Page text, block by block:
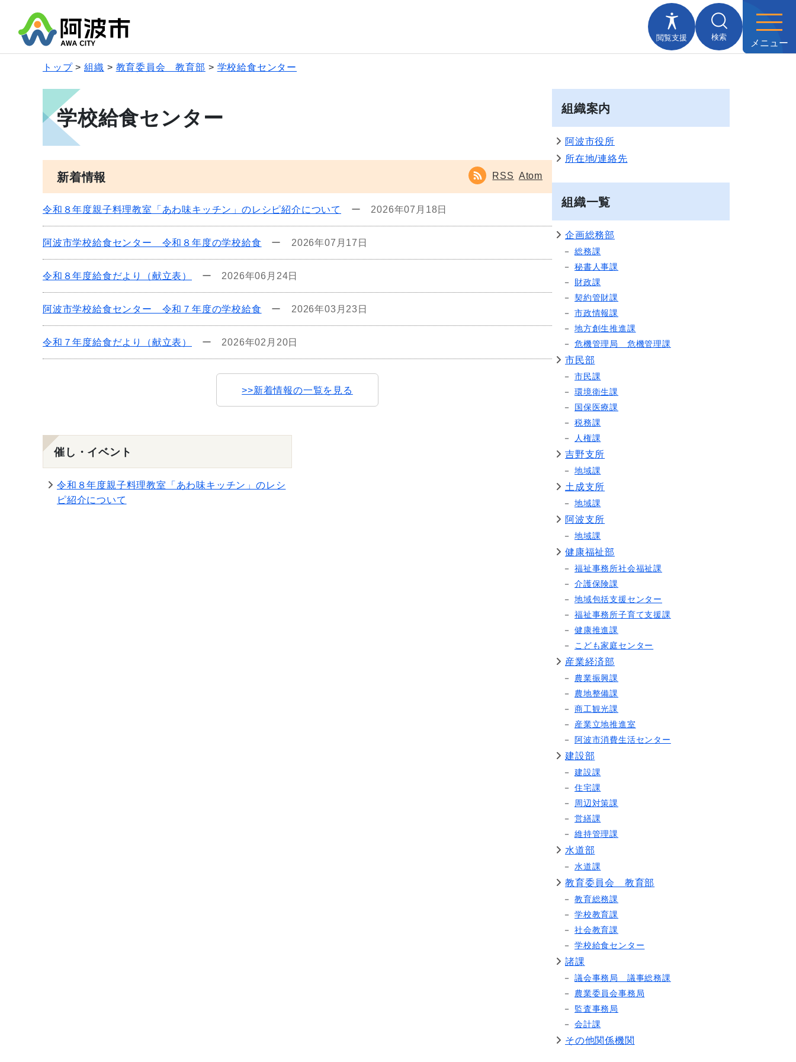
閲覧支援 検索
メニュー
トップ 組織 教育委員会 教育部 学校給食センター
学校給食センター
RSS Atom
新着情報
令和８年度親子料理教室「あわ味キッチン」のレシピ紹介について ー 2026年07月18日
阿波市学校給食センター 令和８年度の学校給食 ー 2026年07月17日
令和８年度給食だより（献立表） ー 2026年06月24日
阿波市学校給食センター 令和７年度の学校給食 ー 2026年03月23日
令和７年度給食だより（献立表） ー 2026年02月20日
>>新着情報の一覧を見る
催し・イベント
令和８年度親子料理教室「あわ味キッチン」のレシ
ピ紹介について
組織案内
阿波市役所
所在地/連絡先
組織一覧
企画総務部
総務課
秘書人事課
財政課
契約管財課
市政情報課
地方創生推進課
危機管理局 危機管理課
市民部
市民課
環境衛生課
国保医療課
税務課
人権課
吉野支所
地域課
土成支所
地域課
阿波支所
地域課
健康福祉部
福祉事務所社会福祉課
介護保険課
地域包括支援センター
福祉事務所子育て支援課
健康推進課
こども家庭センター
産業経済部
農業振興課
農地整備課
商工観光課
産業立地推進室
阿波市消費生活センター
建設部
建設課
住宅課
周辺対策課
営繕課
維持管理課
水道部
水道課
教育委員会 教育部
教育総務課
学校教育課
社会教育課
学校給食センター
諸課
議会事務局 議事総務課
農業委員会事務局
監査事務局
会計課
その他関係機関